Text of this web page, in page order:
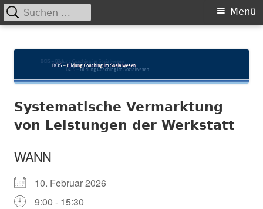
zum
Primäres
Menü
Suchen
nach:
Systematische Vermarktung
von Leistungen der Werkstatt
WANN
10. Februar 2026
9:00 - 15:30